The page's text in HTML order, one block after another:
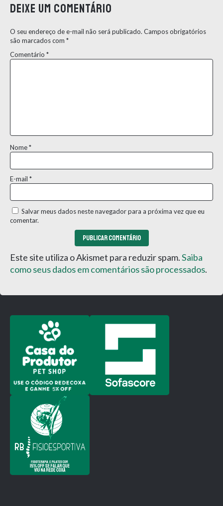
Deixe um comentário
O seu endereço de e-mail não será publicado. Campos obrigatórios
são marcados com *
Comentário *
Nome*
E-mail *
Salvar meus dados neste navegador para a próxima vez que eu
comentar.
Este site utiliza o Akismet para reduzir spam.Saiba
como seus dados em comentários são processados.